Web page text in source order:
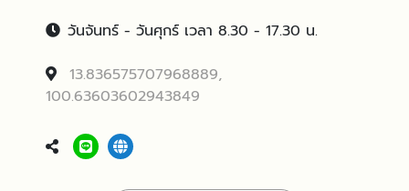
วันจันทร์ - วันศุกร์ เวลา 8.30 - 17.30 น.
13.836575707968889,
100.63603602943849